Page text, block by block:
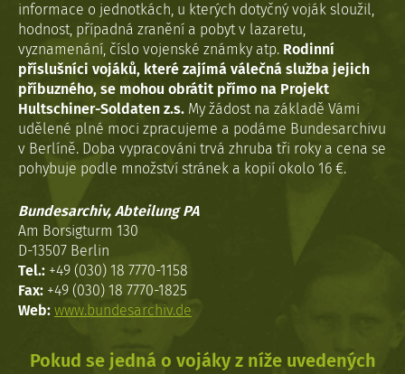
informace o jednotkách, u kterých dotyčný voják sloužil,
hodnost, případná zranění a pobyt v lazaretu,
vyznamenání, číslo vojenské známky atp. Rodinní
příslušníci vojáků, které zajímá válečná služba jejich
příbuzného, se mohou obrátit přímo na Projekt
Hultschiner-Soldaten z.s. My žádost na základě Vámi
udělené plné moci zpracujeme a podáme Bundesarchivu
v Berlíně. Doba vypracováni trvá zhruba tři roky a cena se
pohybuje podle množství stránek a kopií okolo 16 €.
Bundesarchiv, Abteilung PA
Am Borsigturm 130
D-13507 Berlin
Tel.: +49 (030) 18 7770-1158
Fax: +49 (030) 18 7770-1825
Web: www.bundesarchiv.de
Pokud se jedná o vojáky z níže uvedených